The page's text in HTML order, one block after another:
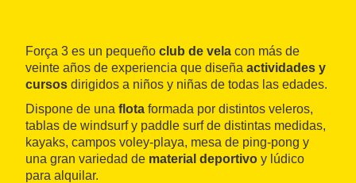
Força 3 es un pequeño club de vela con más de
veinte años de experiencia que diseña actividades y
cursos dirigidos a niños y niñas de todas las edades.
Dispone de una flota formada por distintos veleros,
tablas de windsurf y paddle surf de distintas medidas,
kayaks, campos voley-playa, mesa de ping-pong y
una gran variedad de material deportivo y lúdico
para alquilar.